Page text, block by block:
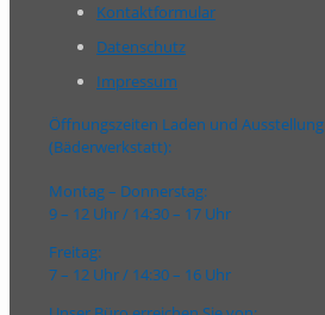
Kontaktformular
Datenschutz
Impressum
Öffnungszeiten Laden und Ausstellung
(Bäderwerkstatt):
Montag – Donnerstag:
9 – 12 Uhr / 14:30 – 17 Uhr
Freitag:
7 – 12 Uhr / 14:30 – 16 Uhr